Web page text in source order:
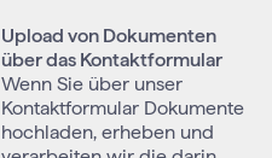
Upload von Dokumenten
über das Kontaktformular
Wenn Sie über unser
Kontaktformular Dokumente
hochladen, erheben und